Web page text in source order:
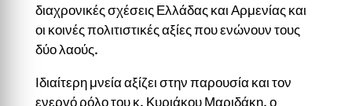
διαχρονικές σχέσεις Ελλάδας και Αρμενίας και
οι κοινές πολιτιστικές αξίες που ενώνουν τους
δύο λαούς.
Ιδιαίτερη μνεία αξίζει στην παρουσία και τον
ενεργό ρόλο του κ. Κυριάκου Μαριδάκη, ο